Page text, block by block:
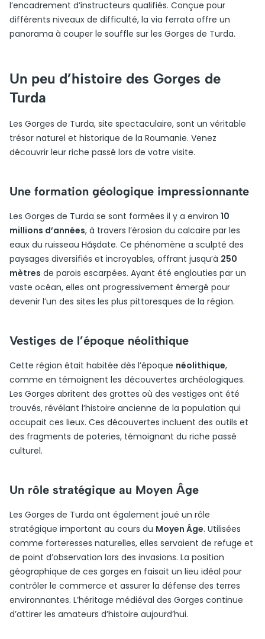
l’encadrement d’instructeurs qualifiés. Conçue pour
différents niveaux de difficulté, la via ferrata offre un
panorama à couper le souffle sur les Gorges de Turda.
Un peu d’histoire des Gorges de
Turda
Les Gorges de Turda, site spectaculaire, sont un véritable
trésor naturel et historique de la Roumanie. Venez
découvrir leur riche passé lors de votre visite.
Une formation géologique impressionnante
Les Gorges de Turda se sont formées il y a environ 10
millions d’années, à travers l’érosion du calcaire par les
eaux du ruisseau Hășdate. Ce phénomène a sculpté des
paysages diversifiés et incroyables, offrant jusqu’à 250
mètres de parois escarpées. Ayant été englouties par un
vaste océan, elles ont progressivement émergé pour
devenir l’un des sites les plus pittoresques de la région.
Vestiges de l’époque néolithique
Cette région était habitée dès l’époque néolithique,
comme en témoignent les découvertes archéologiques.
Les Gorges abritent des grottes où des vestiges ont été
trouvés, révélant l’histoire ancienne de la population qui
occupait ces lieux. Ces découvertes incluent des outils et
des fragments de poteries, témoignant du riche passé
culturel.
Un rôle stratégique au Moyen Âge
Les Gorges de Turda ont également joué un rôle
stratégique important au cours du Moyen Âge. Utilisées
comme forteresses naturelles, elles servaient de refuge et
de point d’observation lors des invasions. La position
géographique de ces gorges en faisait un lieu idéal pour
contrôler le commerce et assurer la défense des terres
environnantes. L’héritage médiéval des Gorges continue
d’attirer les amateurs d’histoire aujourd’hui.